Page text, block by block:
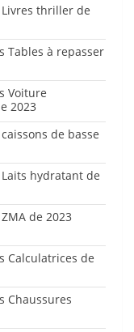
thriller de
Tables à repasser
Voiture
2023
de basse
hydratant de
de 2023
Calculatrices de
Chaussures